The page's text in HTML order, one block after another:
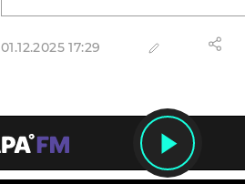
01.12.2025 17:29